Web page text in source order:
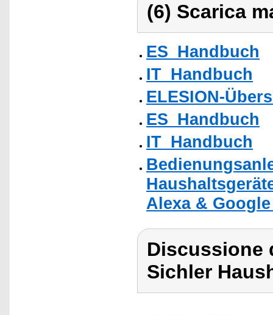
(6) Scarica
ES_Handbuch
IT_Handbuch
ELESION-
ES_Handbuch
IT_Handbuch
Alexa &
Discussione
Sichler